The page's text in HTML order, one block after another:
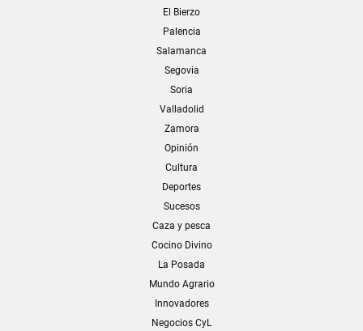
El Bierzo
Palencia
Salamanca
Segovia
Soria
Valladolid
Zamora
Opinión
Cultura
Deportes
Sucesos
Caza y pesca
Cocino Divino
La Posada
Mundo Agrario
Innovadores
Negocios CyL